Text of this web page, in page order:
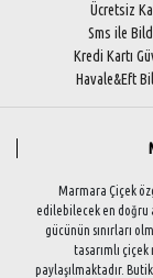
Ücretsiz
Sms ile
Kredi Kartı
Havale&Eft
Marmara Çiçek
edilebilecek en doğru
gücünün sınırları
tasarımlı
paylaşılmaktadır.